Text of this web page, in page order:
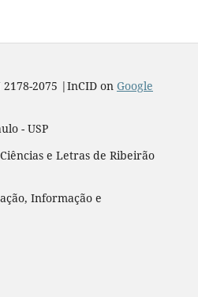
2075 |InCID on Google
- USP
e Letras de Ribeirão
Informação e